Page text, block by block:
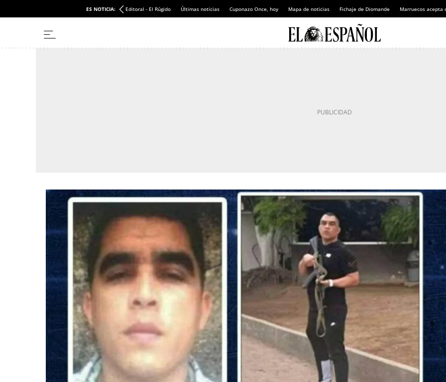
ES NOTICIA: Editoral - El Rúgido Últimas noticias Cuponazo Once, hoy Mapa de noticias Fichaje de Diomande Marruecos acepta